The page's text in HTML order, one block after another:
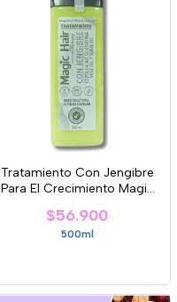
Tratamiento Con Jengibre
Para El Crecimiento Magic
$56.900
500ml